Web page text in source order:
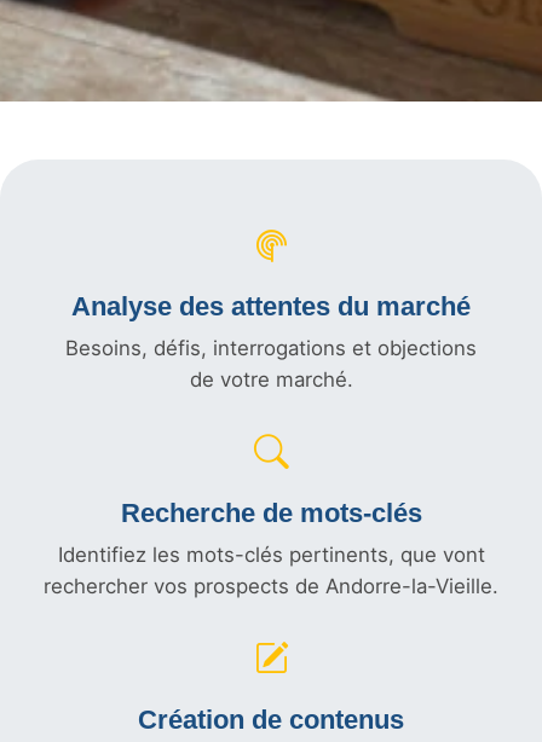
Analyse des attentes du marché
Besoins, défis, interrogations et objections
de votre marché.
Recherche de mots-clés
Identifiez les mots-clés pertinents, que vont
rechercher vos prospects de Andorre-la-Vieille.
Création de contenus